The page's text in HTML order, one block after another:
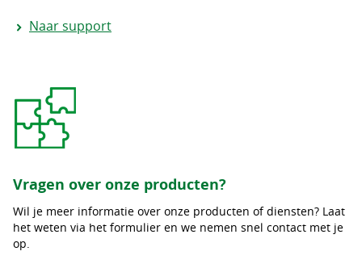
Naar support
Vragen over onze producten?
Wil je meer informatie over onze producten of diensten? Laat
het weten via het formulier en we nemen snel contact met je
op.